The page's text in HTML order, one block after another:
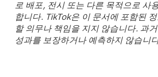
로 배포, 전시 또는 다른 목적으로 사
합니다. TikTok은 이 문서에 포함된
할 의무나 책임을 지지 않습니다. 과
성과를 보장하거나 예측하지 않습니